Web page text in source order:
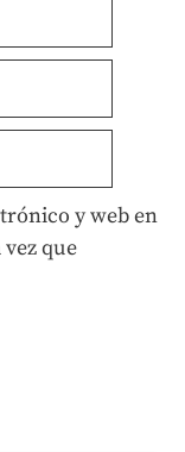
y web en
que